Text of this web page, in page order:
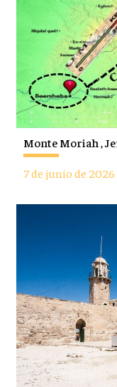
Monte Moriah ,
7 de junio de 2026